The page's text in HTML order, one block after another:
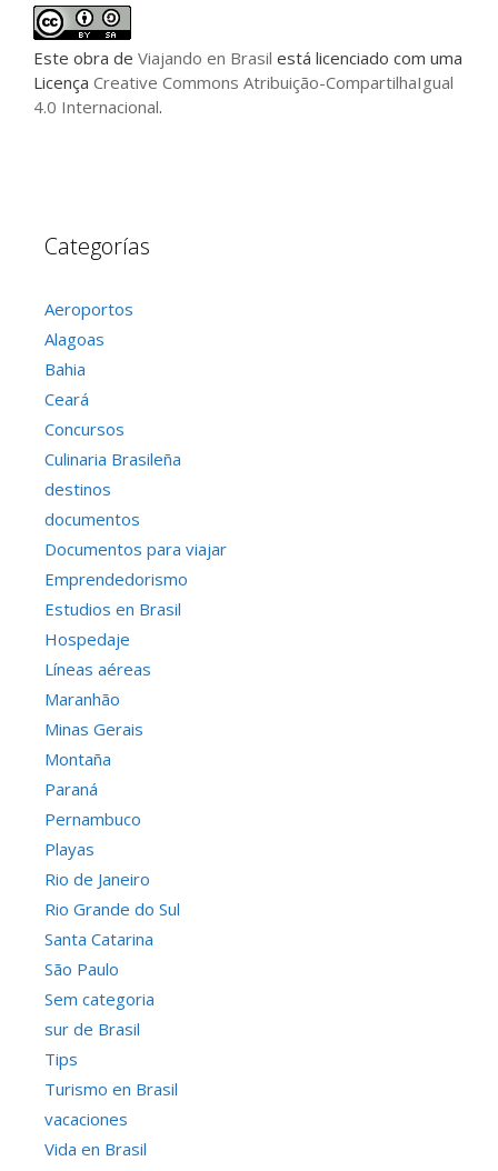
Este obra de Viajando en Brasil está licenciado com uma
Licença Creative Commons Atribuição-CompartilhaIgual
4.0 Internacional.
Categorías
Aeroportos
Alagoas
Bahia
Ceará
Concursos
Culinaria Brasileña
destinos
documentos
Documentos para viajar
Emprendedorismo
Estudios en Brasil
Hospedaje
Líneas aéreas
Maranhão
Minas Gerais
Montaña
Paraná
Pernambuco
Playas
Rio de Janeiro
Rio Grande do Sul
Santa Catarina
São Paulo
Sem categoria
sur de Brasil
Tips
Turismo en Brasil
vacaciones
Vida en Brasil